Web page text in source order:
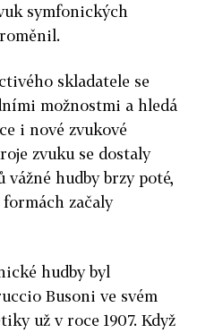
symfonických
skladatele se
možnostmi a hledá
i nové zvukové
zvuku se dostaly
vážné hudby brzy poté,
začaly
hudby byl
Busoni ve svém
už v roce 1907. Když